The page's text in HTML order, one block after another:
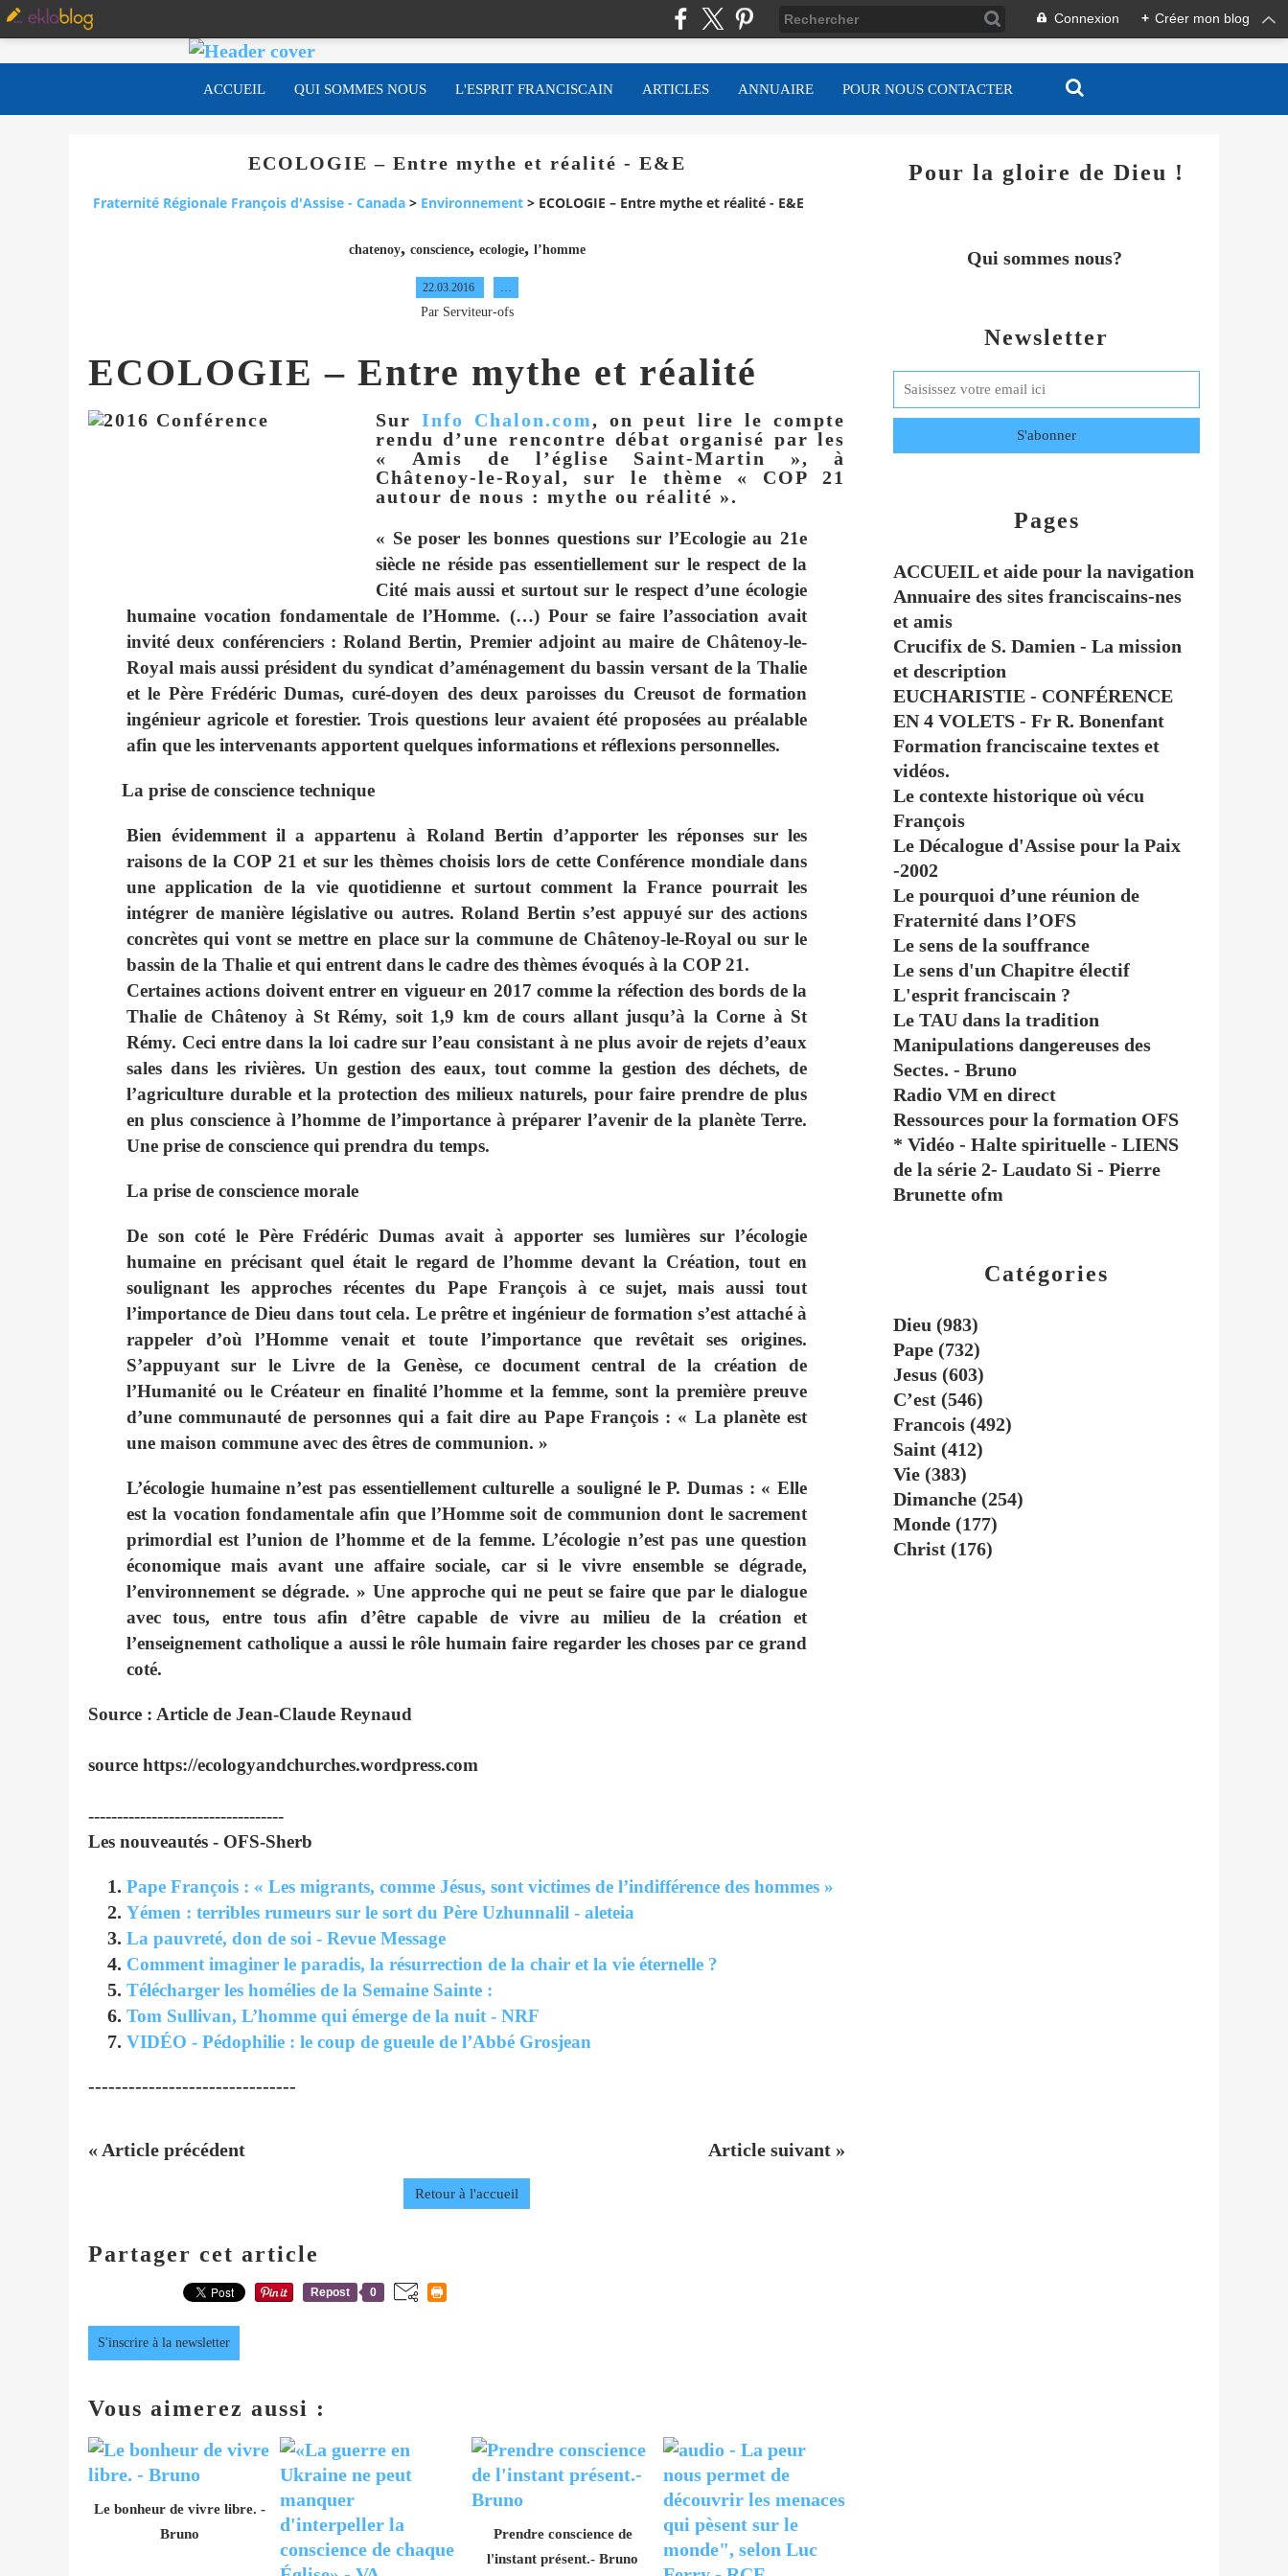
Connexion + Créer mon blog
ACCUEIL QUI SOMMES NOUS L'ESPRIT FRANCISCAIN ARTICLES ANNUAIRE POUR NOUS CONTACTER
ECOLOGIE – Entre mythe et réalité - E&E
Fraternité Régionale François d'Assise - Canada > Environnement > ECOLOGIE – Entre mythe et réalité - E&E
chatenoy, conscience, ecologie, l’homme
22.03.2016
Par Serviteur-ofs
ECOLOGIE – Entre mythe et réalité
Sur Info Chalon.com, on peut lire le compte
rendu d’une rencontre débat organisé par les
« Amis de l’église Saint-Martin », à
Châtenoy-le-Royal, sur le thème « COP 21
autour de nous : mythe ou réalité ».
« Se poser les bonnes questions sur l’Ecologie au 21e
siècle ne réside pas essentiellement sur le respect de la
Cité mais aussi et surtout sur le respect d’une écologie
humaine vocation fondamentale de l’Homme. (…) Pour se faire l’association avait
invité deux conférenciers : Roland Bertin, Premier adjoint au maire de Châtenoy-le-
Royal mais aussi président du syndicat d’aménagement du bassin versant de la Thalie
et le Père Frédéric Dumas, curé-doyen des deux paroisses du Creusot de formation
ingénieur agricole et forestier. Trois questions leur avaient été proposées au préalable
afin que les intervenants apportent quelques informations et réflexions personnelles.
La prise de conscience technique
Bien évidemment il a appartenu à Roland Bertin d’apporter les réponses sur les
raisons de la COP 21 et sur les thèmes choisis lors de cette Conférence mondiale dans
une application de la vie quotidienne et surtout comment la France pourrait les
intégrer de manière législative ou autres. Roland Bertin s’est appuyé sur des actions
concrètes qui vont se mettre en place sur la commune de Châtenoy-le-Royal ou sur le
bassin de la Thalie et qui entrent dans le cadre des thèmes évoqués à la COP 21.
Certaines actions doivent entrer en vigueur en 2017 comme la réfection des bords de la
Thalie de Châtenoy à St Rémy, soit 1,9 km de cours allant jusqu’à la Corne à St
Rémy. Ceci entre dans la loi cadre sur l’eau consistant à ne plus avoir de rejets d’eaux
sales dans les rivières. Un gestion des eaux, tout comme la gestion des déchets, de
l’agriculture durable et la protection des milieux naturels, pour faire prendre de plus
en plus conscience à l’homme de l’importance à préparer l’avenir de la planète Terre.
Une prise de conscience qui prendra du temps.
La prise de conscience morale
De son coté le Père Frédéric Dumas avait à apporter ses lumières sur l’écologie
humaine en précisant quel était le regard de l’homme devant la Création, tout en
soulignant les approches récentes du Pape François à ce sujet, mais aussi tout
l’importance de Dieu dans tout cela. Le prêtre et ingénieur de formation s’est attaché à
rappeler d’où l’Homme venait et toute l’importance que revêtait ses origines.
S’appuyant sur le Livre de la Genèse, ce document central de la création de
l’Humanité ou le Créateur en finalité l’homme et la femme, sont la première preuve
d’une communauté de personnes qui a fait dire au Pape François : « La planète est
une maison commune avec des êtres de communion. »
L’écologie humaine n’est pas essentiellement culturelle a souligné le P. Dumas : « Elle
est la vocation fondamentale afin que l’Homme soit de communion dont le sacrement
primordial est l’union de l’homme et de la femme. L’écologie n’est pas une question
économique mais avant une affaire sociale, car si le vivre ensemble se dégrade,
l’environnement se dégrade. » Une approche qui ne peut se faire que par le dialogue
avec tous, entre tous afin d’être capable de vivre au milieu de la création et
l’enseignement catholique a aussi le rôle humain faire regarder les choses par ce grand
coté.
Source : Article de Jean-Claude Reynaud
source https://ecologyandchurches.wordpress.com
----------------------------------
Les nouveautés - OFS-Sherb
Pape François : « Les migrants, comme Jésus, sont victimes de l’indifférence des hommes »
Yémen : terribles rumeurs sur le sort du Père Uzhunnalil - aleteia
La pauvreté, don de soi - Revue Message
Comment imaginer le paradis, la résurrection de la chair et la vie éternelle ?
Télécharger les homélies de la Semaine Sainte :
Tom Sullivan, L’homme qui émerge de la nuit - NRF
VIDÉO - Pédophilie : le coup de gueule de l’Abbé Grosjean
-------------------------------
« Article précédent Article suivant »
Retour à l'accueil
Partager cet article
Repost 0
S'inscrire à la newsletter
Vous aimerez aussi :
Le bonheur de vivre libre. -
Bruno
Prendre conscience de
l'instant présent.- Bruno
Newsletter
Catégories
Dieu (983)
Pape (732)
Jesus (603)
C’est (546)
Francois (492)
Saint (412)
Vie (383)
Dimanche (254)
Monde (177)
Christ (176)
Pages
ACCUEIL et aide pour la navigation
Annuaire des sites franciscains-nes
et amis
Crucifix de S. Damien - La mission
et description
EUCHARISTIE - CONFÉRENCE
EN 4 VOLETS - Fr R. Bonenfant
Formation franciscaine textes et
vidéos.
Le contexte historique où vécu
François
Le Décalogue d'Assise pour la Paix
-2002
Le pourquoi d’une réunion de
Fraternité dans l’OFS
Le sens de la souffrance
Le sens d'un Chapitre électif
L'esprit franciscain ?
Le TAU dans la tradition
Manipulations dangereuses des
Sectes. - Bruno
Radio VM en direct
Ressources pour la formation OFS
* Vidéo - Halte spirituelle - LIENS
de la série 2- Laudato Si - Pierre
Brunette ofm
Pour la gloire de Dieu !
Qui sommes nous?